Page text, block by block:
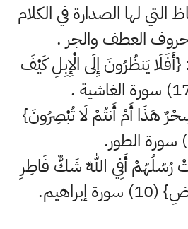
التي لها الصدارة في الكلام
العطف والجر .
يَنظُرُونَ إِلَى الْإِبِلِ كَيْفَ
هَذَا أَمْ أَنتُمْ لَا تُبْصِرُونَ}
رُسُلُهُمْ أَفِي اللّهِ شَكٌّ فَاطِرِ